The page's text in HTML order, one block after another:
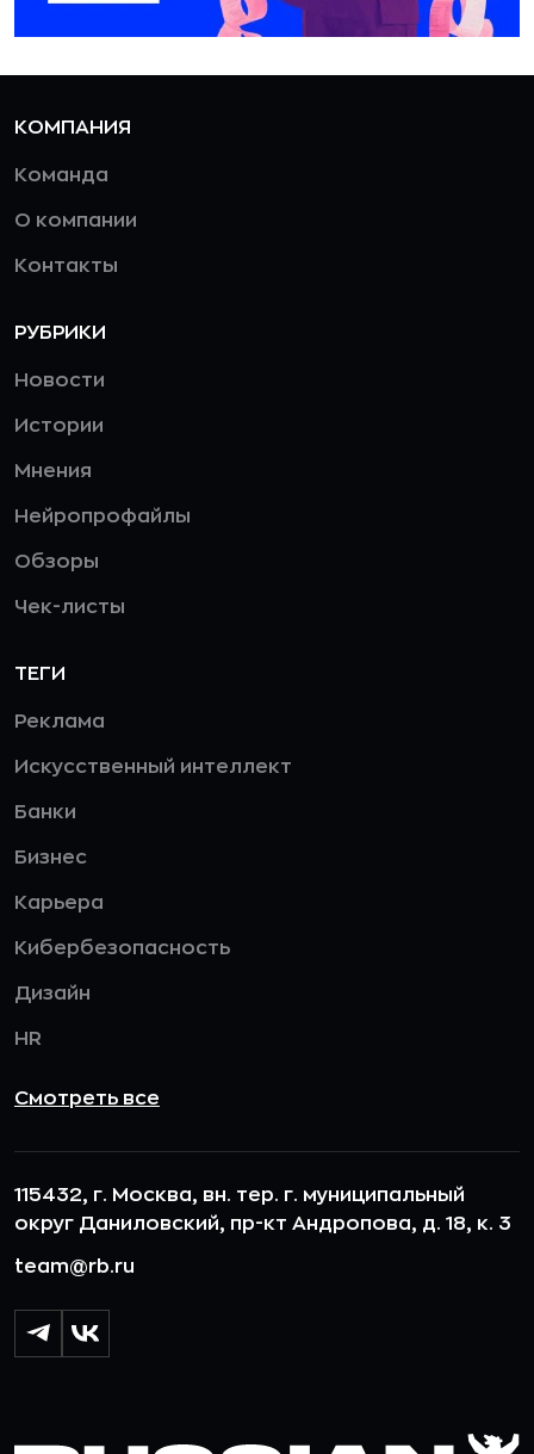
КОМПАНИЯ
Команда
О компании
Контакты
РУБРИКИ
Новости
Истории
Мнения
Нейропрофайлы
Обзоры
Чек-листы
ТЕГИ
Реклама
Искусственный интеллект
Банки
Бизнес
Карьера
Кибербезопасность
Дизайн
HR
Смотреть все
115432, г. Москва, вн. тер. г. муниципальный
округ Даниловский, пр-кт Андропова, д. 18, к. 3
team@rb.ru